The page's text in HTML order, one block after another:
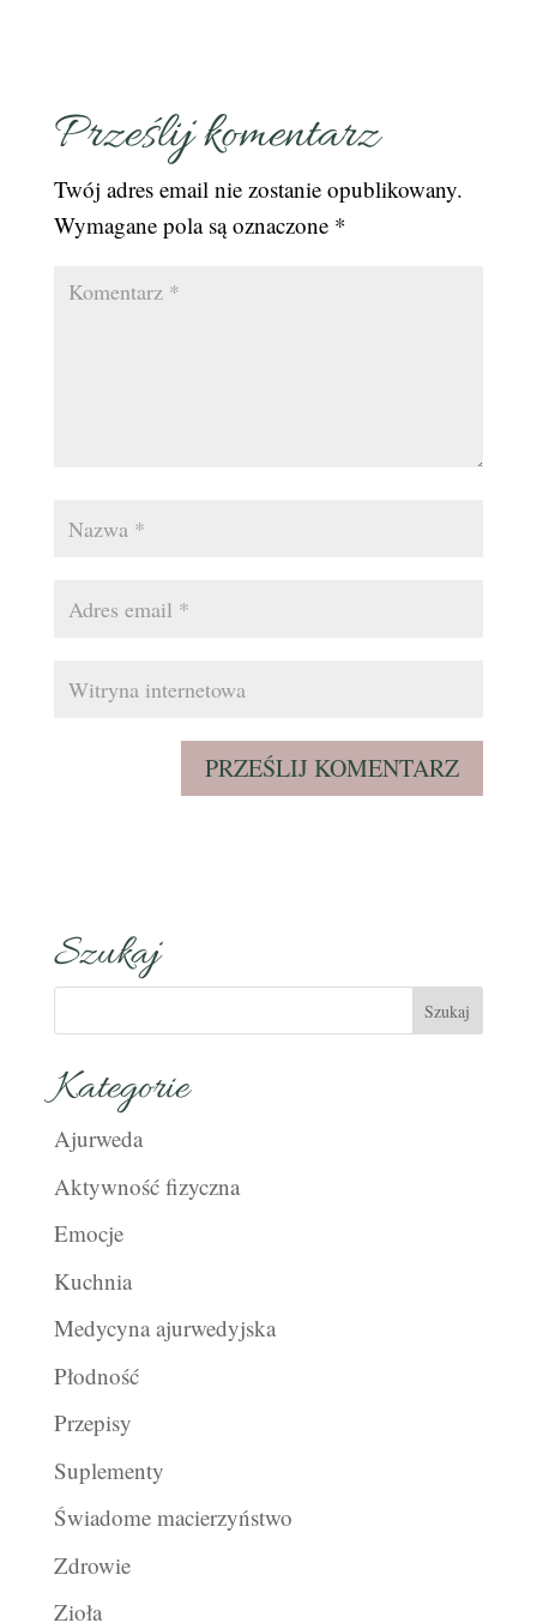
Prześlij komentarz
Twój adres email nie zostanie opublikowany.
Wymagane pola są oznaczone *
Szukaj
Kategorie
Ajurweda
Aktywność fizyczna
Emocje
Kuchnia
Medycyna ajurwedyjska
Płodność
Przepisy
Suplementy
Świadome macierzyństwo
Zdrowie
Zioła